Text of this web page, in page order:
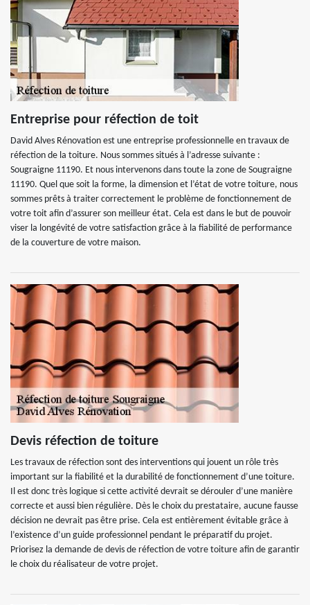
Entreprise pour réfection de toit
David Alves Rénovation est une entreprise professionnelle en travaux de
réfection de la toiture. Nous sommes situés à l’adresse suivante :
Sougraigne 11190. Et nous intervenons dans toute la zone de Sougraigne
11190. Quel que soit la forme, la dimension et l’état de votre toiture, nous
sommes prêts à traiter correctement le problème de fonctionnement de
votre toit afin d’assurer son meilleur état. Cela est dans le but de pouvoir
viser la longévité de votre satisfaction grâce à la fiabilité de performance
de la couverture de votre maison.
Devis réfection de toiture
Les travaux de réfection sont des interventions qui jouent un rôle très
important sur la fiabilité et la durabilité de fonctionnement d’une toiture.
Il est donc très logique si cette activité devrait se dérouler d’une manière
correcte et aussi bien régulière. Dès le choix du prestataire, aucune fausse
décision ne devrait pas être prise. Cela est entièrement évitable grâce à
l’existence d’un guide professionnel pendant le préparatif du projet.
Priorisez la demande de devis de réfection de votre toiture afin de garantir
le choix du réalisateur de votre projet.